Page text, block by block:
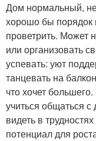
Дом нормальный,
хорошо бы порядок
проветрить. Может
или организовать
успевать: уют
танцевать на
что хочет
учиться общаться
видеть в
потенциал для